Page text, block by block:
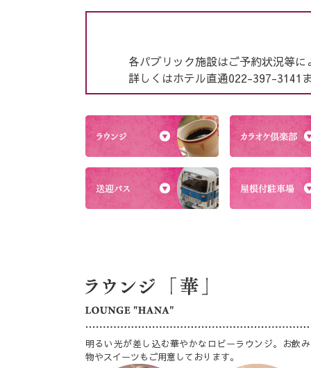
各パブリック施設はご予約状況等
詳しくはホテル直通022-397-3141
明るい光が差し込む華やかなロビーラウンジ。お飲み
物やスイーツもご用意しております。